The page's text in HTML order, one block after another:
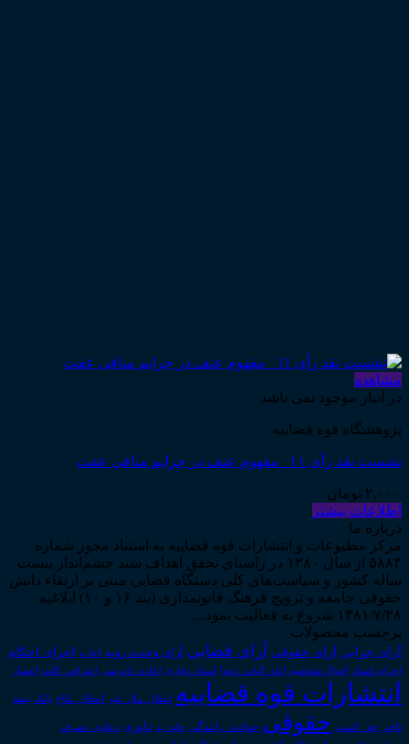
مشاهده
در انبار موجود نمی باشد
پژوهشگاه قوه قضاییه
نشست نقد رأی ۱۱_ مفهوم عنف در جرایم منافی عفت
۲,۰۰۰ تومان
اطلاعات بیشتر
درباره ما
مرکز مطبوعات و انتشارات قوه قضاییه به استناد مجوز شماره
۵۸۸۴ از سال ۱۳۸۰ در راستای تحقق اهداف سند چشم‌انداز بیست
ساله کشور و سیاست‌های کلی دستگاه قضایی مبنی بر ارتقاء دانش
حقوقی جامعه و ترویج فرهنگ قانونمداری (بند ۱۶ و ۱۰) ابلاغیه
۱۳۸۱/۷/۲۸ شروع به فعالیت نمود...
برچسب محصولات
آرای جزایی آرای حقوقی آرای قضایی آرای وحدت رویه اجاره اجرای احکام
اجرای اسناد احوال شخصیه ادله_اثبات_دعوا اسناد_تجاری اعاده_دادرسی اعتراض_ثالث اعسار
انتشارات قوه قضاییه انتقال_مال_غیر انحلال_نکاح بانک بیمه
تاجر حق_کسب حقوقی حوادث_رانندگی خلع_ید داوری دعاوی_تصرف